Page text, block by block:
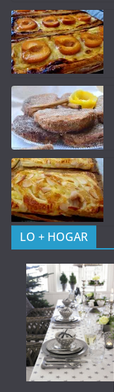
LO + HOGAR